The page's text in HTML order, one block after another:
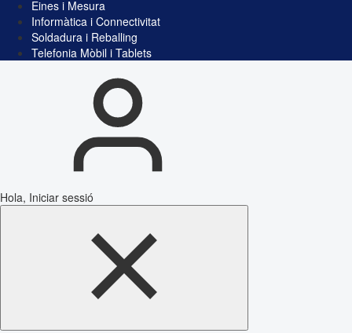
Eines i Mesura
Informàtica i Connectivitat
Soldadura i Reballing
Telefonia Mòbil i Tablets
Hola, Iniciar sessió